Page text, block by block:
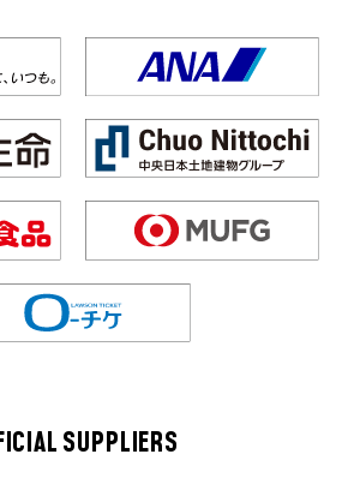
SUPPLIERS